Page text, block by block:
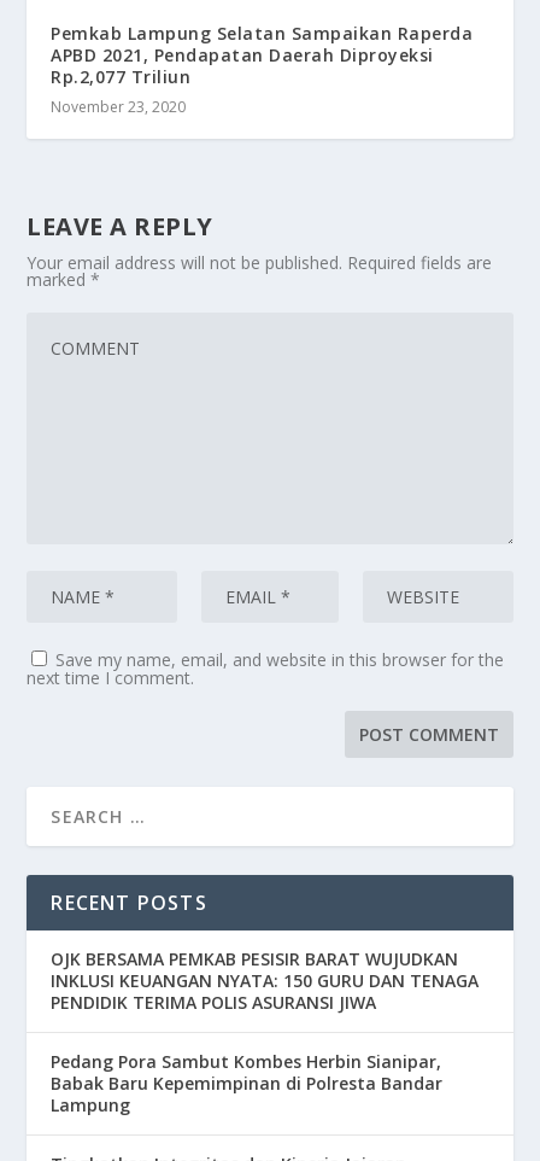
Pemkab Lampung Selatan Sampaikan Raperda
APBD 2021, Pendapatan Daerah Diproyeksi
Rp.2,077 Triliun
November 23, 2020
LEAVE A REPLY
Your email address will not be published. Required fields are
marked*
Save my name, email, and website in this browser for the
next time I comment.
RECENT POSTS
OJK BERSAMA PEMKAB PESISIR BARAT WUJUDKAN
INKLUSI KEUANGAN NYATA: 150 GURU DAN TENAGA
PENDIDIK TERIMA POLIS ASURANSI JIWA
Pedang Pora Sambut Kombes Herbin Sianipar,
Babak Baru Kepemimpinan di Polresta Bandar
Lampung